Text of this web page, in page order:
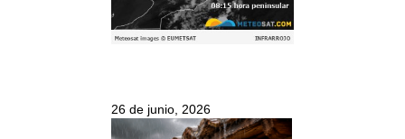
26 de junio, 2026